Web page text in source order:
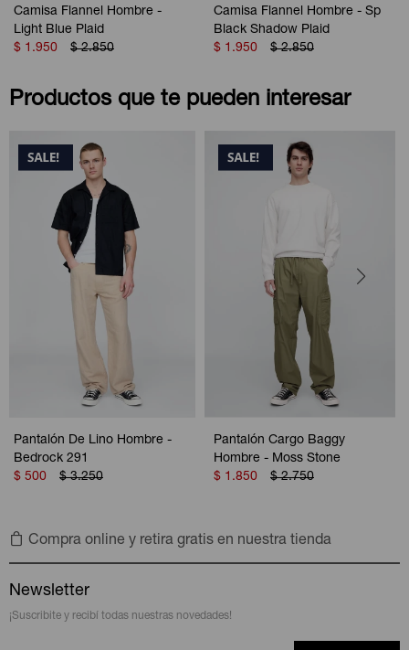
Camisa Flannel Hombre -
Light Blue Plaid
$ 1.950 $ 2.850
Camisa Flannel Hombre - Sp
Black Shadow Plaid
$ 1.950 $ 2.850
Productos que te pueden interesar
Pantalón De Lino Hombre -
Bedrock 291
$ 500 $ 3.250
Pantalón Cargo Baggy
Hombre - Moss Stone
$ 1.850 $ 2.750
Compra online y retira gratis en nuestra tienda
Newsletter
¡Suscribite y recibí todas nuestras novedades!